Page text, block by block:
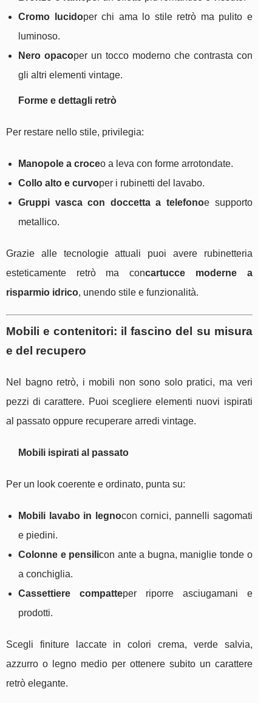
Cromo lucidoper chi ama lo stile retrò ma pulito e
luminoso.
Nero opacoper un tocco moderno che contrasta con
gli altri elementi vintage.
Forme e dettagli retrò
Per restare nello stile, privilegia:
Manopole a croceo a leva con forme arrotondate.
Collo alto e curvoper i rubinetti del lavabo.
Gruppi vasca con doccetta a telefonoe supporto
metallico.
Grazie alle tecnologie attuali puoi avere rubinetteria
esteticamente retrò ma concartucce moderne a
risparmio idrico, unendo stile e funzionalità.
Mobili e contenitori: il fascino del su misura
e del recupero
Nel bagno retrò, i mobili non sono solo pratici, ma veri
pezzi di carattere. Puoi scegliere elementi nuovi ispirati
al passato oppure recuperare arredi vintage.
Mobili ispirati al passato
Per un look coerente e ordinato, punta su:
Mobili lavabo in legnocon cornici, pannelli sagomati
e piedini.
Colonne e pensilicon ante a bugna, maniglie tonde o
a conchiglia.
Cassettiere compatteper riporre asciugamani e
prodotti.
Scegli finiture laccate in colori crema, verde salvia,
azzurro o legno medio per ottenere subito un carattere
retrò elegante.